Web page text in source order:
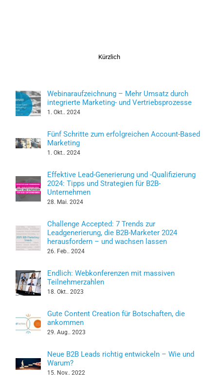
Kürzlich
Webinaraufzeichnung – Mehr Umsatz durch
integrierte Marketing- und Vertriebsprozesse
1. Okt.. 2024
Fünf Schritte zum erfolgreichen Account-Based
Marketing
1. Okt.. 2024
Effektive Lead-Generierung und -Qualifizierung
2024: Tipps und Strategien für B2B-
Unternehmen
28. Mai. 2024
Challenge Accepted: 7 Trends zur
Leadgenerierung, die B2B-Marketer 2024
herausfordern – und wachsen lassen
26. Feb.. 2024
Endlich: Webkonferenzen mit massiven
Teilnehmerzahlen
18. Okt.. 2023
Gute Content Creation für Botschaften, die
ankommen
29. Aug.. 2023
Neue B2B Leads richtig entwickeln – Wie und
Warum?
15. Nov.. 2022